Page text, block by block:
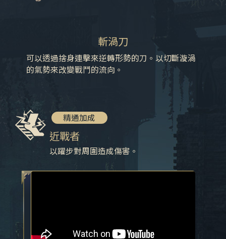
斬渦刀
可以透過捨身連擊來逆轉形勢的刀。以切斷漩渦
的氣勢來改變戰鬥的流向。
精通加成
近戰者
以躍步對周圍造成傷害。